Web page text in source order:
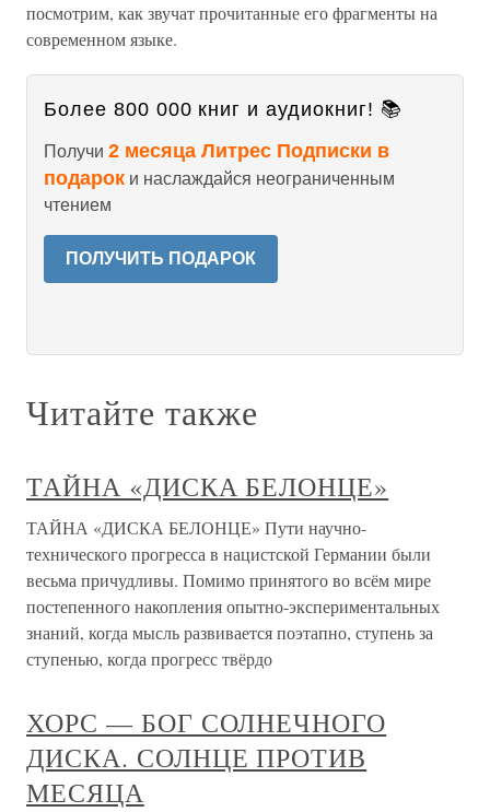
посмотрим, как звучат прочитанные его фрагменты на
современном языке.
Более 800 000 книг и аудиокниг! 📚
Получи 2 месяца Литрес Подписки в
подарок и наслаждайся неограниченным
чтением
ПОЛУЧИТЬ ПОДАРОК
Читайте также
ТАЙНА «ДИСКА БЕЛОНЦЕ»
ТАЙНА «ДИСКА БЕЛОНЦЕ» Пути научно-
технического прогресса в нацистской Германии были
весьма причудливы. Помимо принятого во всём мире
постепенного накопления опытно-экспериментальных
знаний, когда мысль развивается поэтапно, ступень за
ступенью, когда прогресс твёрдо
ХОРС — БОГ СОЛНЕЧНОГО
ДИСКА. СОЛНЦЕ ПРОТИВ
МЕСЯЦА